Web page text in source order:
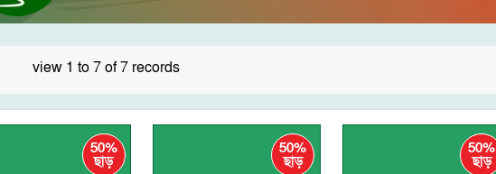
view 1 to 7 of 7 records
50%
ছাড়
50%
ছাড়
50%
ছাড়